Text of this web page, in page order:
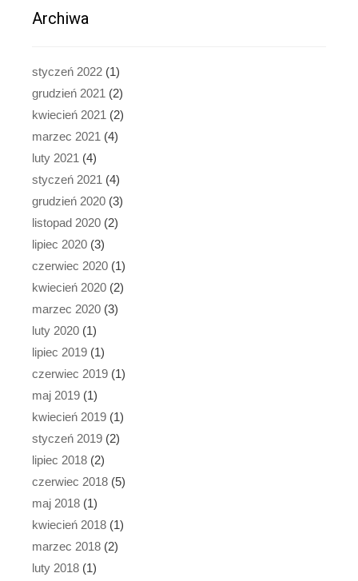
Archiwa
styczeń 2022 (1)
grudzień 2021 (2)
kwiecień 2021 (2)
marzec 2021 (4)
luty 2021 (4)
styczeń 2021 (4)
grudzień 2020 (3)
listopad 2020 (2)
lipiec 2020 (3)
czerwiec 2020 (1)
kwiecień 2020 (2)
marzec 2020 (3)
luty 2020 (1)
lipiec 2019 (1)
czerwiec 2019 (1)
maj 2019 (1)
kwiecień 2019 (1)
styczeń 2019 (2)
lipiec 2018 (2)
czerwiec 2018 (5)
maj 2018 (1)
kwiecień 2018 (1)
marzec 2018 (2)
luty 2018 (1)